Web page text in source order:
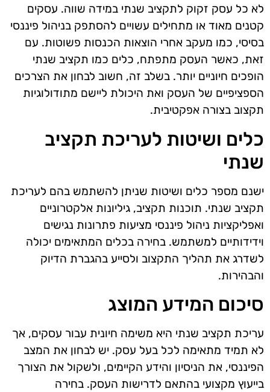
לא כל עסק זקוק לתקציב שנתי במידה שווה. עסקים
קטנים מאוד או מתחילים עשויים להסתפק בניהול פיננסי
בסיסי, כמו מעקב אחרי הוצאות הכנסות פשוטות. עם
זאת, כאשר העסק מתפתח, כלים כמו תקציב שנתי
הופכים חיוניים יותר. בשלב זה, חשוב לבחון את הצרכים
הספציפיים של העסק ואת היכולת ליישם מתודולוגיות
תקצוב בצורה אפקטיבית.
כלים ושיטות לעריכת תקציב
שנתי
ישנם מספר כלים ושיטות שניתן להשתמש בהם לעריכת
תקציב שנתי. תוכנות תקציב, גיליונות אלקטרוניים
ואפליקציות ניהול פיננסי מציעות פתרונות נגישים
וידידותיים למשתמש. בחירה בכלים המתאימים יכולה
לשדרג את תהליך התקצוב ולסייע בהגברת הדיוק
והבהירות.
סיכום המידע המוצג
עריכת תקציב שנתי היא משימה חיונית עבור עסקים, אך
לא תמיד מתאימה לכל בעל עסק. יש לבחון את המצב
הפיננסי, את הניסיון והידע הקיימים, ולשקול את הצורך
בייעוץ מקצועי בהתאם לדרישות העסק. בחירה